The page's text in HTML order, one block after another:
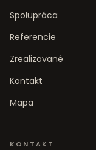
Spolupráca
Referencie
Zrealizované
Kontakt
Mapa
KONTAKT